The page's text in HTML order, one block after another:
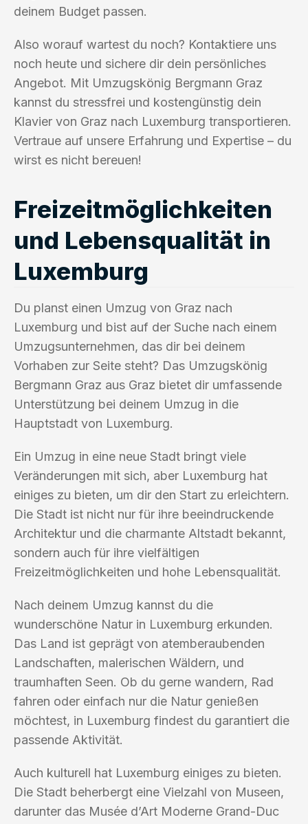
deinem Budget passen.
Also worauf wartest du noch? Kontaktiere uns
noch heute und sichere dir dein persönliches
Angebot. Mit Umzugskönig Bergmann Graz
kannst du stressfrei und kostengünstig dein
Klavier von Graz nach Luxemburg transportieren.
Vertraue auf unsere Erfahrung und Expertise – du
wirst es nicht bereuen!
Freizeitmöglichkeiten
und Lebensqualität in
Luxemburg
Du planst einen Umzug von Graz nach
Luxemburg und bist auf der Suche nach einem
Umzugsunternehmen, das dir bei deinem
Vorhaben zur Seite steht? Das Umzugskönig
Bergmann Graz aus Graz bietet dir umfassende
Unterstützung bei deinem Umzug in die
Hauptstadt von Luxemburg.
Ein Umzug in eine neue Stadt bringt viele
Veränderungen mit sich, aber Luxemburg hat
einiges zu bieten, um dir den Start zu erleichtern.
Die Stadt ist nicht nur für ihre beeindruckende
Architektur und die charmante Altstadt bekannt,
sondern auch für ihre vielfältigen
Freizeitmöglichkeiten und hohe Lebensqualität.
Nach deinem Umzug kannst du die
wunderschöne Natur in Luxemburg erkunden.
Das Land ist geprägt von atemberaubenden
Landschaften, malerischen Wäldern, und
traumhaften Seen. Ob du gerne wandern, Rad
fahren oder einfach nur die Natur genießen
möchtest, in Luxemburg findest du garantiert die
passende Aktivität.
Auch kulturell hat Luxemburg einiges zu bieten.
Die Stadt beherbergt eine Vielzahl von Museen,
darunter das Musée d’Art Moderne Grand-Duc